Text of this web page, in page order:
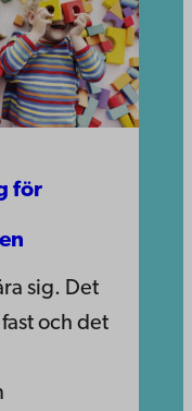
för
sig. Det
och det